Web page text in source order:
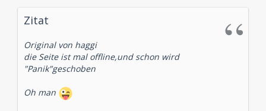
Zitat
Original von haggi
die Seite ist mal offline,und schon wird
"Panik"geschoben
Oh man